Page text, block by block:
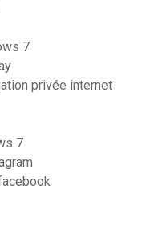
7
privée internet
7